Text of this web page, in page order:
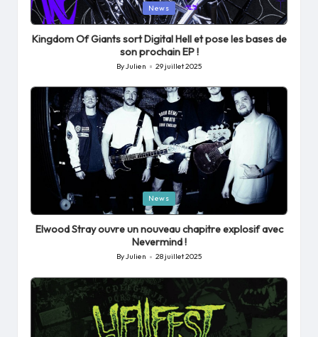
Posted
in
News
Kingdom Of Giants sort Digital Hell et pose les bases de
son prochain EP !
Posted
by
ByJulien 29 juillet 2025
Posted
in
News
Elwood Stray ouvre un nouveau chapitre explosif avec
Nevermind !
Posted
ByJulien 28 juillet 2025